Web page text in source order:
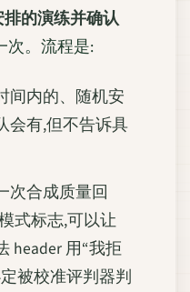
的演练并确认
次。流程是:
间内的、随机安
会有,但不告诉具
次合成质量回
式标志,可以让
header 用“我拒
被校准评判器判